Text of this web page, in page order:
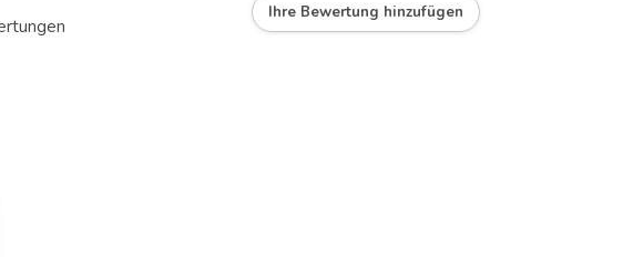
Ihre Bewertung hinzufügen